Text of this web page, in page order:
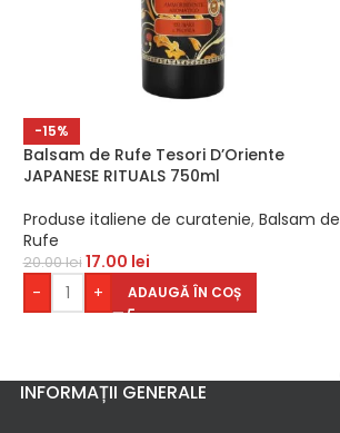
-15%
Balsam de Rufe Tesori D’Oriente
JAPANESE RITUALS 750ml
Produse italiene de curatenie, Balsam de
Rufe
20.00lei 17.00 lei
-
+ ADAUGĂ ÎN COȘ
INFORMAȚII GENERALE